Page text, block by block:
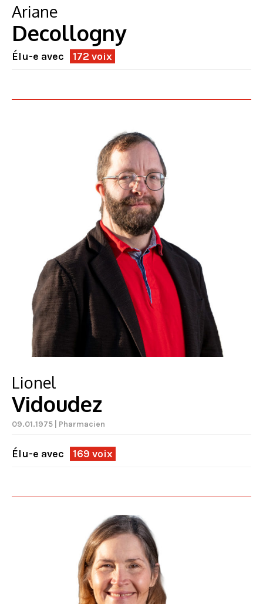
Ariane
Decollogny
Élu-e avec 172 voix
Lionel
Vidoudez
09.01.1975 | Pharmacien
Élu-e avec 169 voix